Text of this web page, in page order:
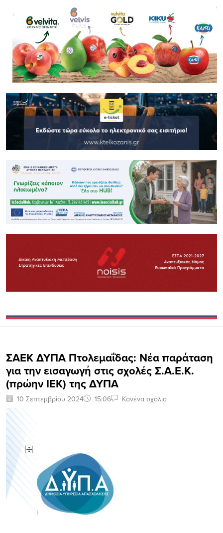
ΣΑΕΚ ΔΥΠΑ Πτολεμαΐδας: Νέα παράταση
για την εισαγωγή στις σχολές Σ.Α.Ε.Κ.
(πρώην ΙΕΚ) της ΔΥΠΑ
10 Σεπτεμβρίου 2024 15:06 Κανένα σχόλιο